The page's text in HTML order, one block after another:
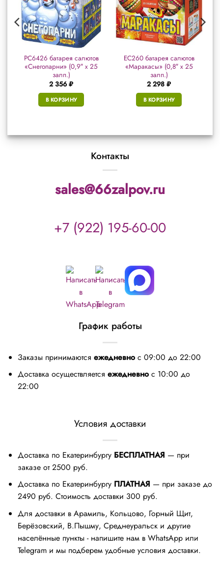
РС6426 батарея салютов
«Снегопарни» (0,9″ х 25
залп.)
2 356₽
В КОРЗИНУ
ЕС260 батарея салютов
«Маракасы» (0,8″ х 25
залп.)
2 298 ₽
В КОРЗИНУ
Контакты
sales@66zalpov.ru
+7 (922) 195-60-00
График работы
Заказы принимаются ежедневнос 09:00 до 22:00
Доставка осуществляется ежедневнос 10:00 до
22:00
Условия доставки
Доставка по Екатеринбургу БЕСПЛАТНАЯ — при
заказе от 2500 руб.
Доставка по Екатеринбургу ПЛАТНАЯ — при заказе до
2490 руб. Стоимость доставки 300 руб.
Для доставки в Арамиль, Кольцово, Горный Щит,
Берёзовский, В.Пышму, Среднеуральск и другие
населённые пункты - напишите нам в WhatsApp или
Telegram и мы подберем удобные условия доставки.